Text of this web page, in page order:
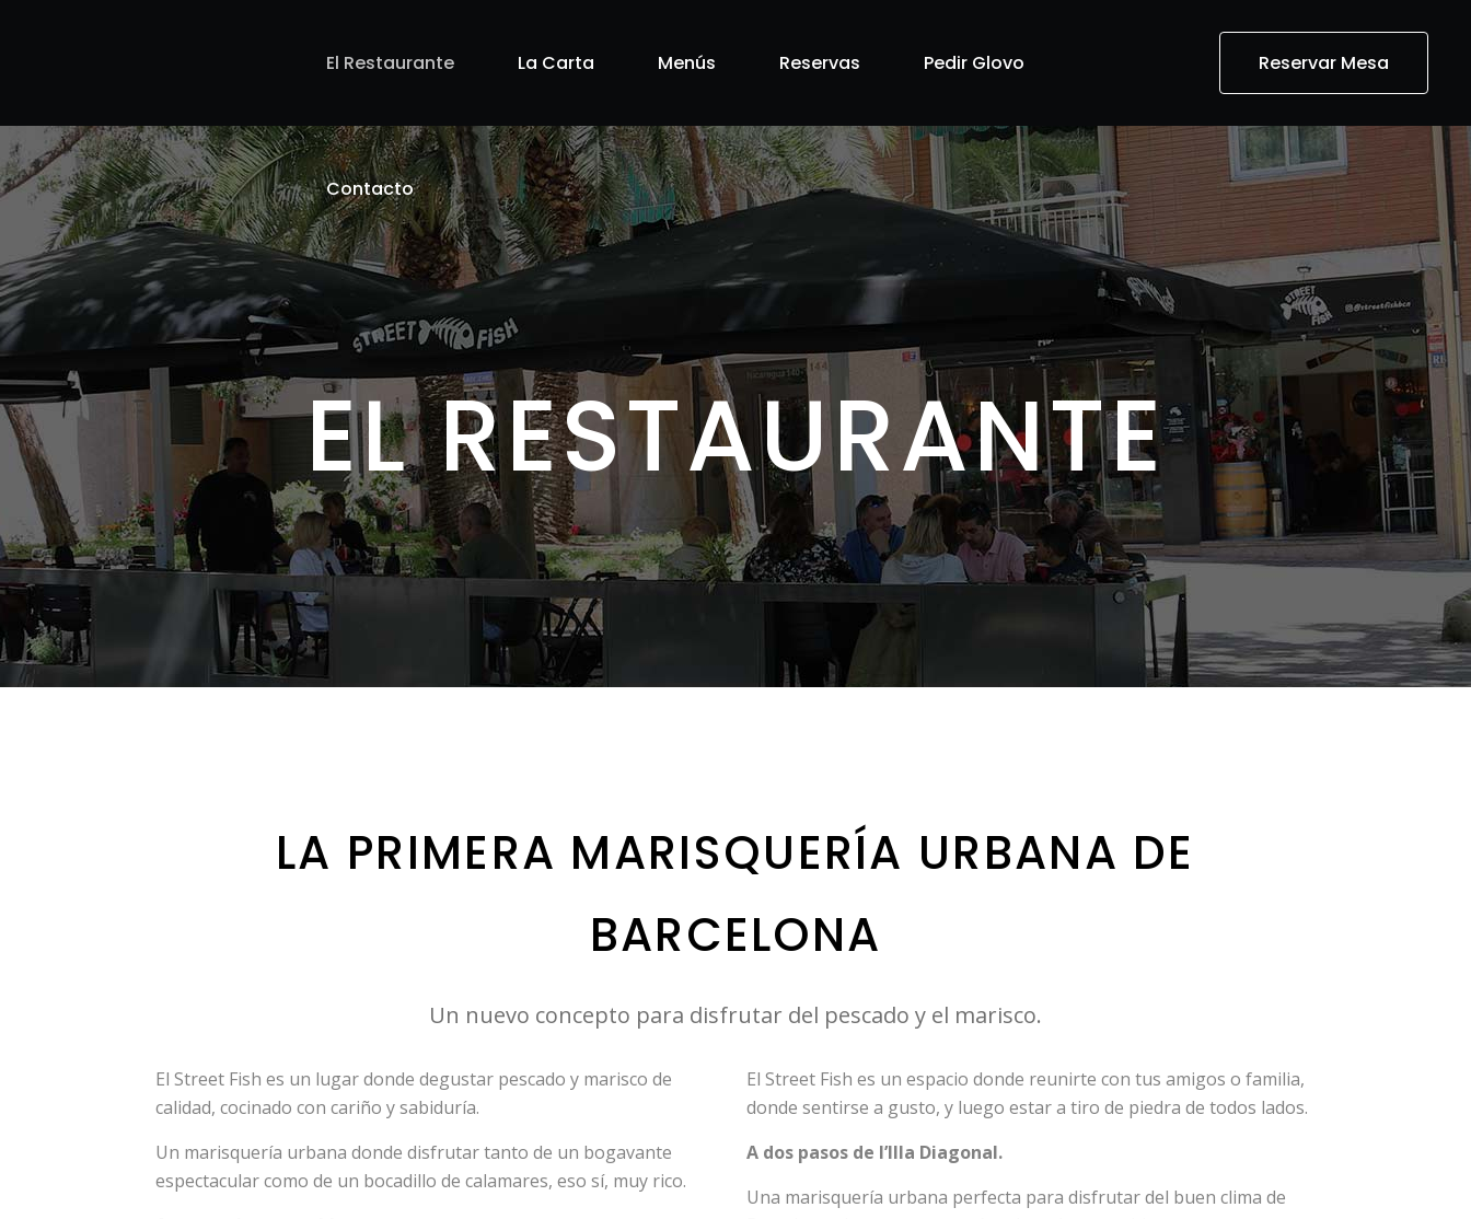
Reservar Mesa
El Restaurante La Carta Menús Reservas Pedir Glovo
Contacto
EL RESTAURANTE
LA PRIMERA MARISQUERÍA URBANA DE
BARCELONA
Un nuevo concepto para disfrutar del pescado y el marisco.
El Street Fish es un lugar donde degustar pescado y marisco de
calidad, cocinado con cariño y sabiduría.
Un marisquería urbana donde disfrutar tanto de un bogavante
espectacular como de un bocadillo de calamares, eso sí, muy rico.
El Street Fish es un espacio donde reunirte con tus amigos o familia,
donde sentirse a gusto, y luego estar a tiro de piedra de todos lados.
A dos pasos de l’Illa Diagonal.
Una marisquería urbana perfecta para disfrutar del buen clima de